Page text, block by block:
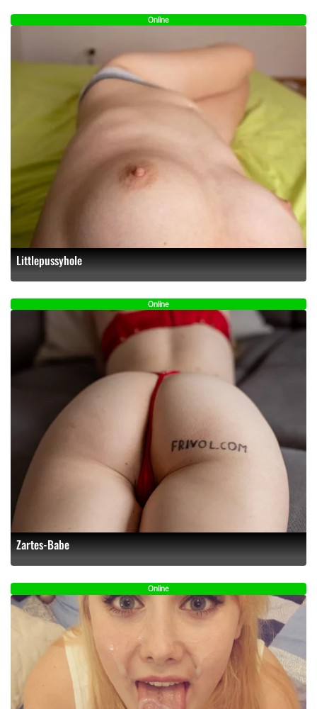
Online
Littlepussyhole
Online
Zartes-Babe
Online